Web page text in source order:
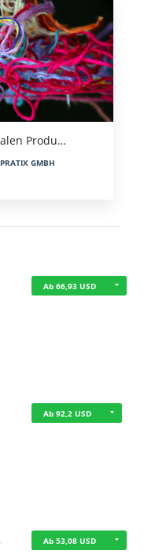
Produ…
GMBH
Ab 66,93 USD
Ab 92,2 USD
Ab 53,08 USD